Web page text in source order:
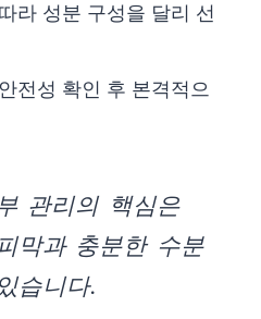
라 성분 구성을 달리 선
전성 확인 후 본격적으
관리의 핵심은
막과 충분한 수분
습니다.